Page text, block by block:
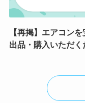
【再掲】エアコン
出品・購入いただく